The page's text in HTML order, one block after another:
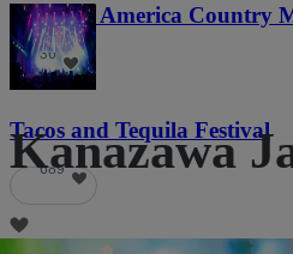
Voices of America Country
36
Tacos and Tequila Festival
689
Kanazawa